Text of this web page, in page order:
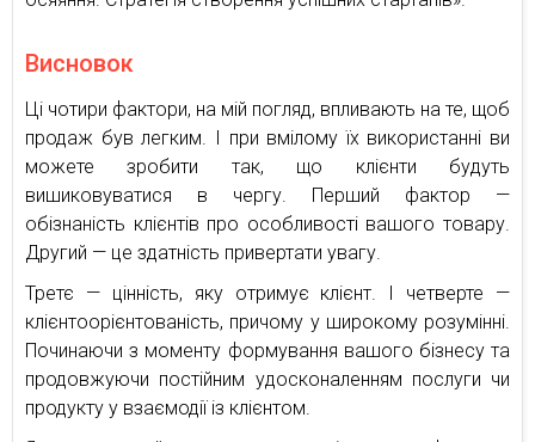
Висновок
Ці чотири фактори, на мій погляд, впливають на те, щоб
продаж був легким. І при вмілому їх використанні ви
можете зробити так, що клієнти будуть
вишиковуватися в чергу. Перший фактор —
обізнаність клієнтів про особливості вашого товару.
Другий — це здатність привертати увагу.
Третє — цінність, яку отримує клієнт. І четверте —
клієнтоорієнтованість, причому у широкому розумінні.
Починаючи з моменту формування вашого бізнесу та
продовжуючи постійним удосконаленням послуги чи
продукту у взаємодії із клієнтом.